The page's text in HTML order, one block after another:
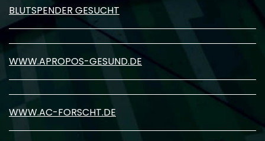
BLUTSPENDER GESUCHT
WWW.APROPOS-GESUND.DE
WWW.AC-FORSCHT.DE